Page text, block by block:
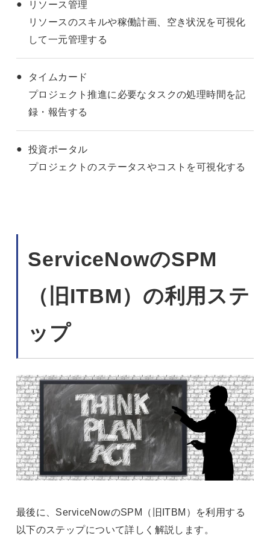
リソース管理
リソースのスキルや稼働計画、空き状況を可視化
して一元管理する
タイムカード
プロジェクト推進に必要なタスクの処理時間を記
録・報告する
投資ポータル
プロジェクトのステータスやコストを可視化する
ServiceNowのSPM
（旧ITBM）の利用ステ
ップ
最後に、ServiceNowのSPM（旧ITBM）を利用する
以下のステップについて詳しく解説します。